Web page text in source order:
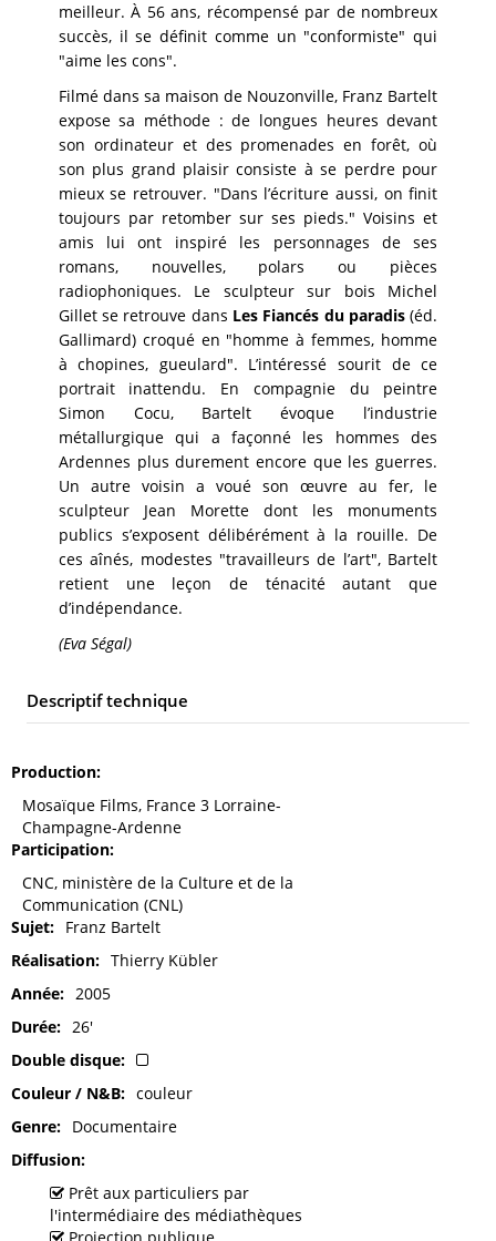
meilleur. À 56 ans, récompensé par de nombreux
succès, il se définit comme un "conformiste" qui
"aime les cons".
Filmé dans sa maison de Nouzonville, Franz Bartelt
expose sa méthode : de longues heures devant
son ordinateur et des promenades en forêt, où
son plus grand plaisir consiste à se perdre pour
mieux se retrouver. "Dans l’écriture aussi, on finit
toujours par retomber sur ses pieds." Voisins et
amis lui ont inspiré les personnages de ses
romans, nouvelles, polars ou pièces
radiophoniques. Le sculpteur sur bois Michel
Gillet se retrouve dans Les Fiancés du paradis(éd.
Gallimard) croqué en "homme à femmes, homme
à chopines, gueulard". L’intéressé sourit de ce
portrait inattendu. En compagnie du peintre
Simon Cocu, Bartelt évoque l’industrie
métallurgique qui a façonné les hommes des
Ardennes plus durement encore que les guerres.
Un autre voisin a voué son œuvre au fer, le
sculpteur Jean Morette dont les monuments
publics s’exposent délibérément à la rouille. De
ces aînés, modestes "travailleurs de l’art", Bartelt
retient une leçon de ténacité autant que
d’indépendance.
(Eva Ségal)
Descriptif technique
Production
Mosaïque Films, France 3 Lorraine-
Champagne-Ardenne
Participation
CNC, ministère de la Culture et de la
Communication (CNL)
Sujet
Franz Bartelt
Réalisation
Thierry Kübler
Année
2005
Durée
26'
Double disque
Couleur / N&B
couleur
Genre
Documentaire
Diffusion
Prêt aux particuliers par
l'intermédiaire des médiathèques